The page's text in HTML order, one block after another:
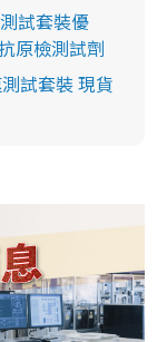
試套裝優
原檢測試劑
試套裝 現貨